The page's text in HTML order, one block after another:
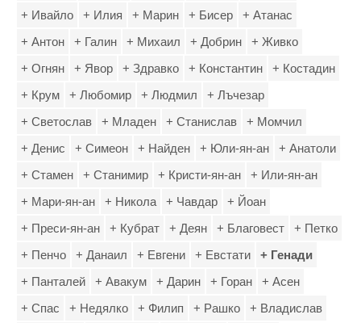
+ Ивайло
+ Илия + Марин + Бисер
+ Атанас
+ Антон
+ Галин + Михаил + Добрин
+ Живко
+ Огнян
+ Явор + Здравко + Константин
+ Костадин
+ Крум
+ Любомир + Людмил
+ Лъчезар
+ Светослав
+ Младен + Станислав
+ Момчил
+ Денис
+ Симеон + Найден + Юли-ян-ан
+ Анатоли
+ Стамен
+ Станимир + Кристи-ян-ан
+ Или-ян-ан
+ Мари-ян-ан
+ Никола + Чавдар
+ Йоан
+ Преси-ян-ан
+ Кубрат + Деян + Благовест
+ Петко
+ Пенчо
+ Данаил + Евгени + Евстати
+ Генади
+ Панталей
+ Авакум + Дарин + Горан
+ Асен
+ Спас
+ Недялко + Филип + Рашко + Владислав